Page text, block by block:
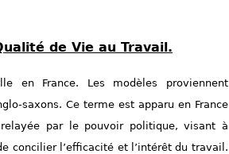
de Vie au Travail.
en France. Les modèles proviennent
saxons. Ce terme est apparu en France
par le pouvoir politique, visant à
concilier l’efficacité et l’intérêt du travail.